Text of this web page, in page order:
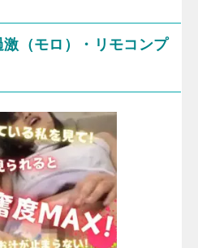
（モロ）・リモコンプ